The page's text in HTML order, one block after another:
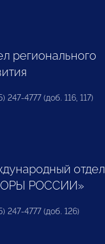
регионального
247-4777 (доб. 116, 117)
отдел
РОССИИ»
247-4777 (доб. 126)